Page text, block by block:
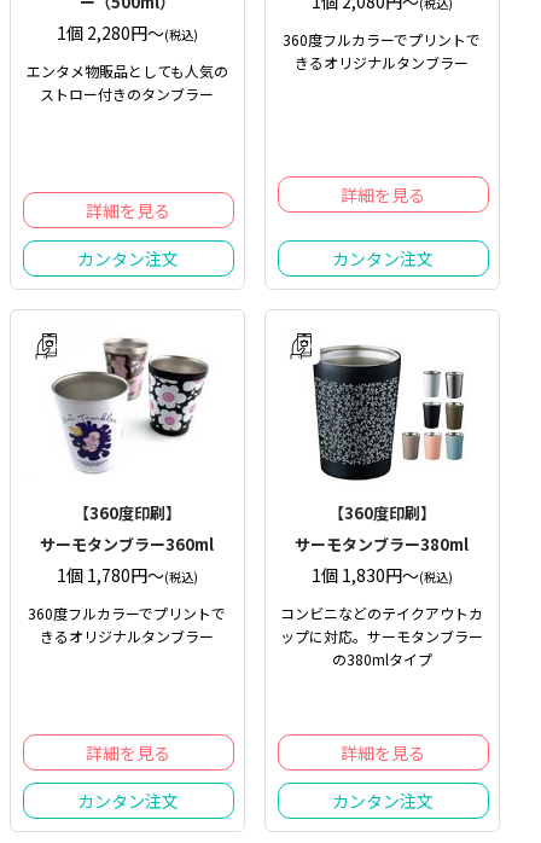
1個 2,280円〜(税込)
エンタメ物販品としても人気の
ストロー付きのタンブラー
詳細を見る
カンタン注文
360度フルカラーでプリントで
きるオリジナルタンブラー
詳細を見る
カンタン注文
【360度印刷】
サーモタンブラー360ml
1個 1,780円〜(税込)
360度フルカラーでプリントで
きるオリジナルタンブラー
詳細を見る
カンタン注文
【360度印刷】
サーモタンブラー380ml
1個 1,830円〜(税込)
コンビニなどのテイクアウトカ
ップに対応。サーモタンブラー
の380mlタイプ
詳細を見る
カンタン注文